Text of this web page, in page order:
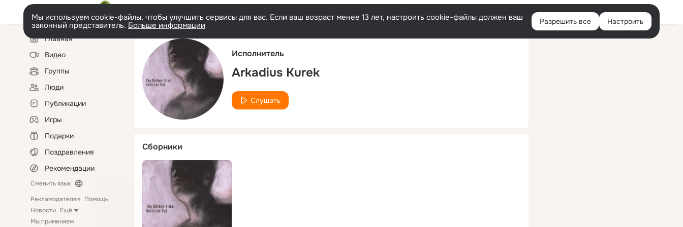
Русский Войти
Мы используем cookie-файлы, чтобы улучшить сервисы для вас. Если ваш возраст менее 13 лет, настроить cookie-файлы должен ваш
законный представитель. Больше информации Разрешить все Настроить
Левая
колонкаГлавная
Видео
Группы
Люди
Публикации
Игры
Подарки
Поздравления
Рекомендации
Сменить язык
Рекламодателям Помощь
Новости Ещё
Мы применяем
Исполнитель
Arkadius Kurek
Слушать
Сборники